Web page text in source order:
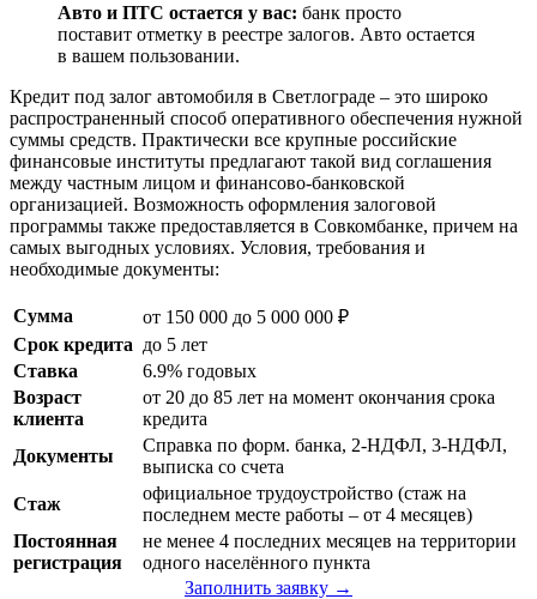
Авто и ПТС остается у вас: банк просто
поставит отметку в реестре залогов. Авто остается
в вашем пользовании.
Кредит под залог автомобиля в Светлограде – это широко
распространенный способ оперативного обеспечения нужной
суммы средств. Практически все крупные российские
финансовые институты предлагают такой вид соглашения
между частным лицом и финансово-банковской
организацией. Возможность оформления залоговой
программы также предоставляется в Совкомбанке, причем на
самых выгодных условиях. Условия, требования и
необходимые документы:
Сумма
от 150 000 до 5 000 000 ₽
Срок кредита до 5 лет
Ставка
6.9% годовых
Возраст
клиента
от 20 до 85 лет на момент окончания срока
кредита
Документы
Справка по форм. банка, 2-НДФЛ, 3-НДФЛ,
выписка со счета
Стаж
официальное трудоустройство (стаж на
последнем месте работы – от 4 месяцев)
Постоянная
регистрация
не менее 4 последних месяцев на территории
одного населённого пункта
Заполнить заявку →